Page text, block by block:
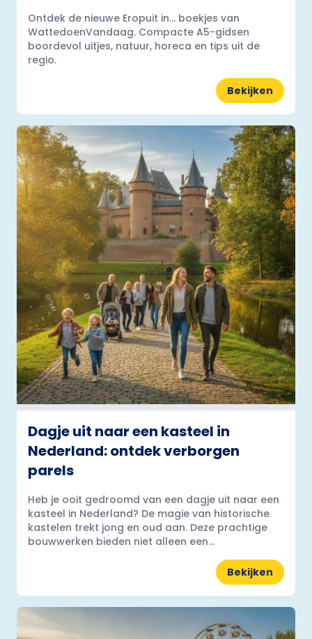
Ontdek de nieuwe Eropuit in... boekjes van
WattedoenVandaag. Compacte A5-gidsen
boordevol uitjes, natuur, horeca en tips uit de
regio.
Bekijken
Dagje uit naar een kasteel in
Nederland: ontdek verborgen
parels
Heb je ooit gedroomd van een dagje uit naar een
kasteel in Nederland? De magie van historische
kastelen trekt jong en oud aan. Deze prachtige
bouwwerken bieden niet alleen een...
Bekijken